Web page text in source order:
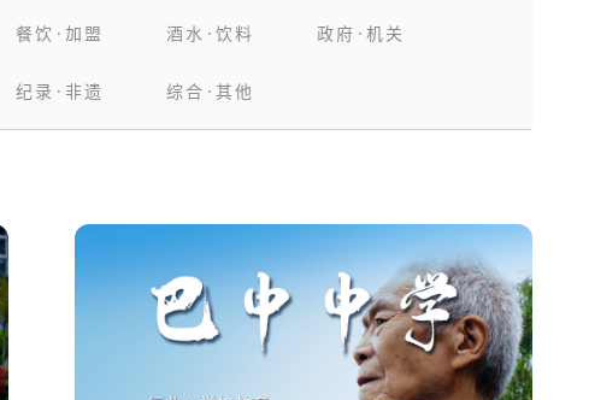
餐饮·加盟 酒水·饮料 政府·机关
纪录·非遗 综合·其他